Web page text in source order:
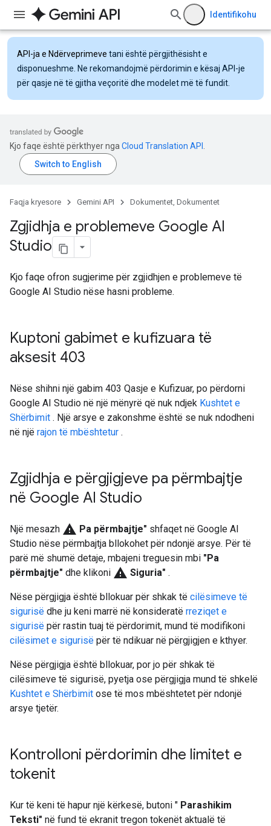
Identifikohu
API-ja e Ndërveprimeve tani është përgjithësisht e
disponueshme. Ne rekomandojmë përdorimin e kësaj API-je
për qasje në të gjitha veçoritë dhe modelet më të fundit.
Kjo faqe është përkthyer nga Cloud Translation API
Faqja kryesore Gemini API Dokumentet, Dokumentet
Zgjidhja e problemeve Google AI
Studio
Kjo faqe ofron sugjerime për zgjidhjen e problemeve të
Google AI Studio nëse hasni probleme.
Kuptoni gabimet e kufizuara të
aksesit 403
Nëse shihni një gabim 403 Qasje e Kufizuar, po përdorni
Google AI Studio në një mënyrë që nuk ndjek Kushtet e
Shërbimit . Një arsye e zakonshme është se nuk ndodheni
në një rajon të mbështetur .
Zgjidhja e përgjigjeve pa përmbajtje
në Google AI Studio
Një mesazh warning Pa përmbajtje" shfaqet në Google AI
Studio nëse përmbajtja bllokohet për ndonjë arsye. Për të
parë më shumë detaje, mbajeni treguesin mbi "Pa
përmbajtje" dhe klikoni warning Siguria" .
Nëse përgjigja është bllokuar për shkak të cilësimeve të
sigurisë dhe ju keni marrë në konsideratë rreziqet e
sigurisë për rastin tuaj të përdorimit, mund të modifikoni
cilësimet e sigurisë për të ndikuar në përgjigjen e kthyer.
Nëse përgjigja është bllokuar, por jo për shkak të
cilësimeve të sigurisë, pyetja ose përgjigja mund të shkelë
Kushtet e Shërbimit ose të mos mbështetet për ndonjë
arsye tjetër.
Kontrolloni përdorimin dhe limitet e
tokenit
Kur të keni të hapur një kërkesë, butoni " Parashikim
Teksti" në fund të ekranit tregon tokenët aktualë të